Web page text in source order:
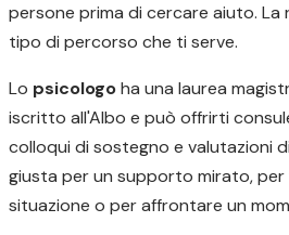
persone prima di cercare aiuto.
tipo di percorso che ti serve.
Lo psicologoha una laurea
iscritto all'Albo e può offrirti
colloqui di sostegno e valutazioni
giusta per un supporto mirato, per
situazione o per affrontare un